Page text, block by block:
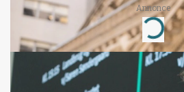
Annonce
Loading...